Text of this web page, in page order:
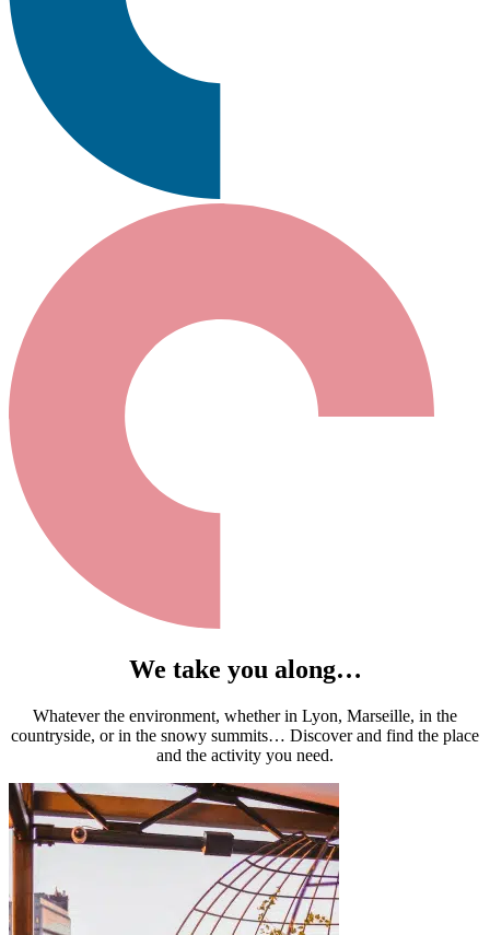
We take you along…
Whatever the environment, whether in Lyon, Marseille, in the
countryside, or in the snowy summits… Discover and find the place
and the activity you need.